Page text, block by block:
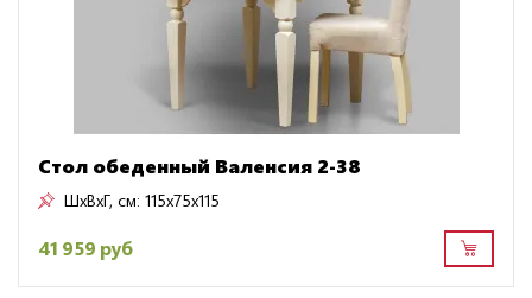
Стол обеденный Валенсия 2-38
ШxВxГ, см: 115x75x115
41 959 руб